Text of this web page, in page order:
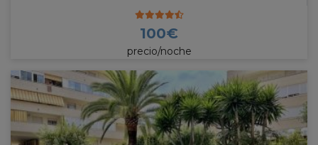
100€
precio/noche